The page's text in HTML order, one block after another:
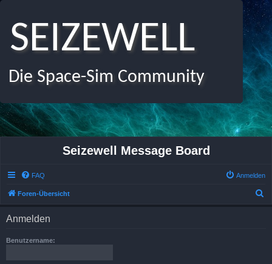
SEIZEWELL
Die Space-Sim Community
Seizewell Message Board
FAQ Anmelden
Foren-Übersicht
Anmelden
Benutzername: